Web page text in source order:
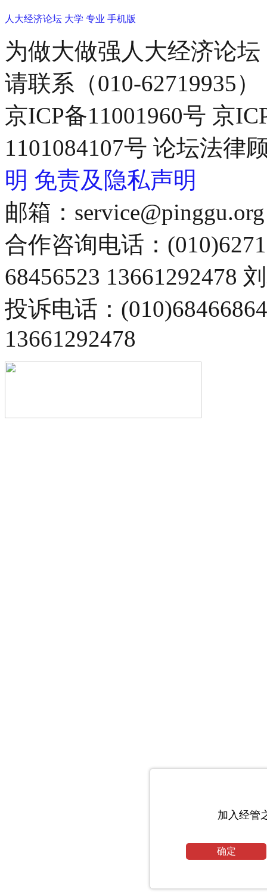
加入经管
确定
人大经济论坛 大学 专业 手机版
为做大做强人大经济论
请联系（010-62719935）
京ICP备11001960号 京
1101084107号 论坛法律
明 免责及隐私声明
邮箱：service@pinggu.org
合作咨询电话：
68456523 13661292478
投诉电话：
13661292478